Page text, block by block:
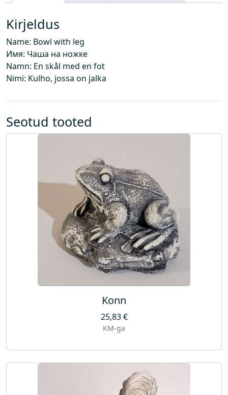
a
k
o
g
u
s
Kirjeldus
Name: Bowl with leg
Имя: Чаша на ножке
Namn: En skål med en fot
Nimi: Kulho, jossa on jalka
Seotud tooted
Konn
25,83€
KM-ga